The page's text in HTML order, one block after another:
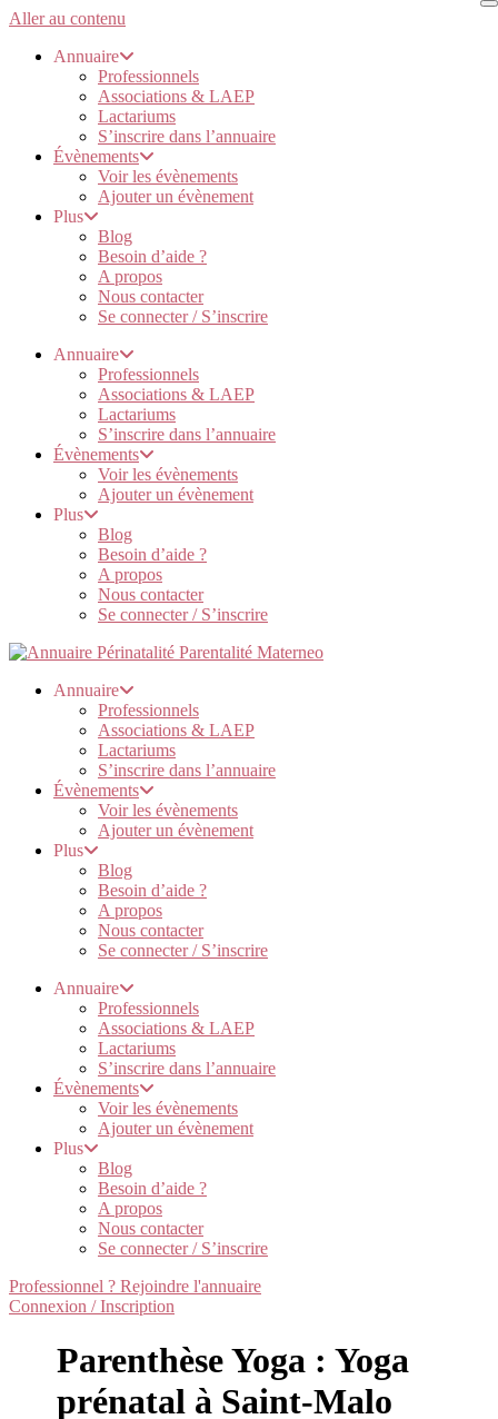
Aller au contenu
Annuaire
Professionnels
Associations & LAEP
Lactariums
S’inscrire dans l’annuaire
Évènements
Voir les évènements
Ajouter un évènement
Plus
Blog
Besoin d’aide ?
A propos
Nous contacter
Se connecter / S’inscrire
Annuaire
Professionnels
Associations & LAEP
Lactariums
S’inscrire dans l’annuaire
Évènements
Voir les évènements
Ajouter un évènement
Plus
Blog
Besoin d’aide ?
A propos
Nous contacter
Se connecter / S’inscrire
Annuaire
Professionnels
Associations & LAEP
Lactariums
S’inscrire dans l’annuaire
Évènements
Voir les évènements
Ajouter un évènement
Plus
Blog
Besoin d’aide ?
A propos
Nous contacter
Se connecter / S’inscrire
Annuaire
Professionnels
Associations & LAEP
Lactariums
S’inscrire dans l’annuaire
Évènements
Voir les évènements
Ajouter un évènement
Plus
Blog
Besoin d’aide ?
A propos
Nous contacter
Se connecter / S’inscrire
Professionnel ? Rejoindre l'annuaire
Connexion / Inscription
Parenthèse Yoga : Yoga
prénatal à Saint-Malo